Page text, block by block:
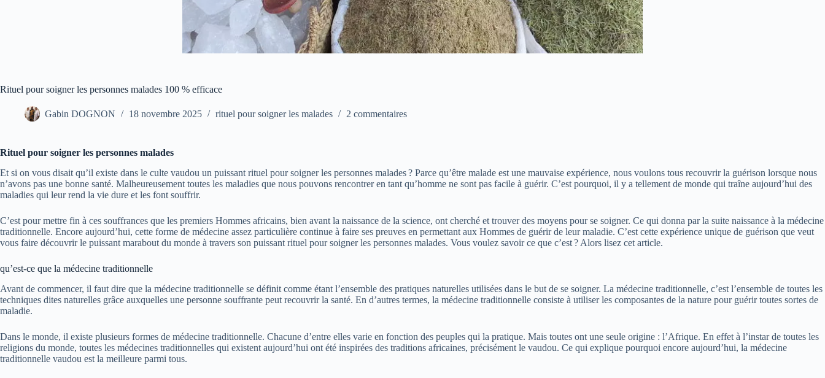
Rituel pour soigner les personnes malades 100 % efficace
Gabin DOGNON 18 novembre 2025 rituel pour soigner les malades 2 commentaires
Rituel pour soigner les personnes malades
Et si on vous disait qu’il existe dans le culte vaudou un puissant rituel pour soigner les personnes malades ? Parce qu’être malade est une mauvaise expérience, nous voulons tous recouvrir la guérison lorsque nous
n’avons pas une bonne santé. Malheureusement toutes les maladies que nous pouvons rencontrer en tant qu’homme ne sont pas facile à guérir. C’est pourquoi, il y a tellement de monde qui traîne aujourd’hui des
maladies qui leur rend la vie dure et les font souffrir.
C’est pour mettre fin à ces souffrances que les premiers Hommes africains, bien avant la naissance de la science, ont cherché et trouver des moyens pour se soigner. Ce qui donna par la suite naissance à la médecine
traditionnelle. Encore aujourd’hui, cette forme de médecine assez particulière continue à faire ses preuves en permettant aux Hommes de guérir de leur maladie. C’est cette expérience unique de guérison que veut
vous faire découvrir le puissant marabout du monde à travers son puissant rituel pour soigner les personnes malades. Vous voulez savoir ce que c’est ? Alors lisez cet article.
qu’est-ce que la médecine traditionnelle
Avant de commencer, il faut dire que la médecine traditionnelle se définit comme étant l’ensemble des pratiques naturelles utilisées dans le but de se soigner. La médecine traditionnelle, c’est l’ensemble de toutes les
techniques dites naturelles grâce auxquelles une personne souffrante peut recouvrir la santé. En d’autres termes, la médecine traditionnelle consiste à utiliser les composantes de la nature pour guérir toutes sortes de
maladie.
Dans le monde, il existe plusieurs formes de médecine traditionnelle. Chacune d’entre elles varie en fonction des peuples qui la pratique. Mais toutes ont une seule origine : l’Afrique. En effet à l’instar de toutes les
religions du monde, toutes les médecines traditionnelles qui existent aujourd’hui ont été inspirées des traditions africaines, précisément le vaudou. Ce qui explique pourquoi encore aujourd’hui, la médecine
traditionnelle vaudou est la meilleure parmi tous.